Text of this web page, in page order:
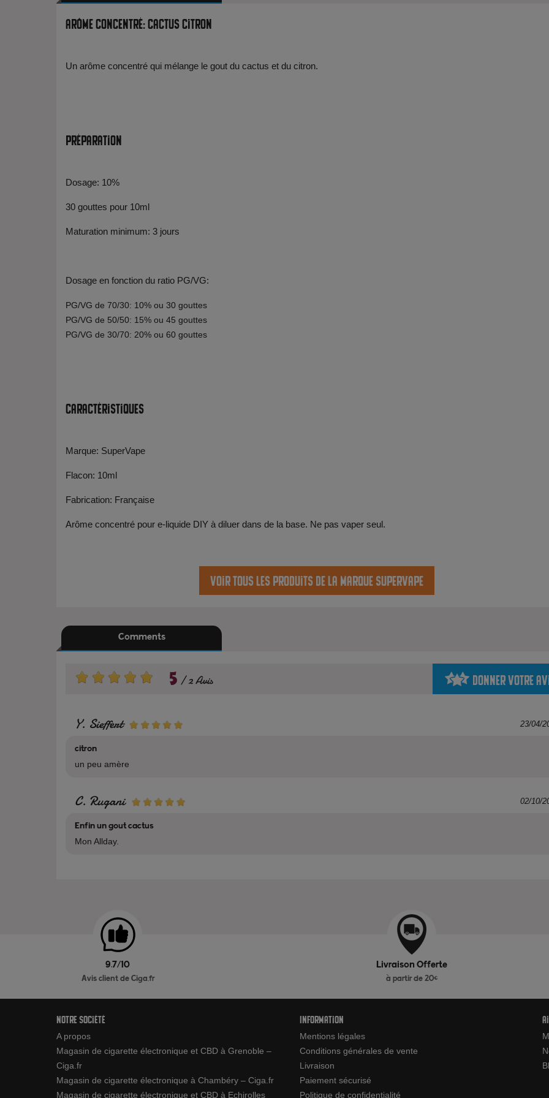
Arôme Concentré: Cactus Citron
Un arôme concentré qui mélange le gout du cactus et du citron.
Préparation
Dosage: 10%
30 gouttes pour 10ml
Maturation minimum: 3 jours
Dosage en fonction du ratio PG/VG:
PG/VG de 70/30: 10% ou 30 gouttes
PG/VG de 50/50: 15% ou 45 gouttes
PG/VG de 30/70: 20% ou 60 gouttes
Caractéristiques
Marque: SuperVape
Flacon: 10ml
Fabrication: Française
Arôme concentré pour e-liquide DIY à diluer dans de la base. Ne pas vaper seul.
Voir tous les produits de la marque SuperVape
Comments
5 2 Avis Donner votre
Y. Sieffert 23/04/
citron
un peu amère
C. Rugani 02/10/
Enfin un gout cactus
Mon Allday.
9.7/10
Avis client de Ciga.fr
Livraison Offerte
à partir de 20€
Notre société
A propos
Magasin de cigarette électronique et CBD à Grenoble –
Ciga.fr
Magasin de cigarette électronique à Chambéry – Ciga.fr
Magasin de cigarette électronique et CBD à Echirolles
Information
Mentions légales
Conditions générales de vente
Livraison
Paiement sécurisé
Politique de confidentialité